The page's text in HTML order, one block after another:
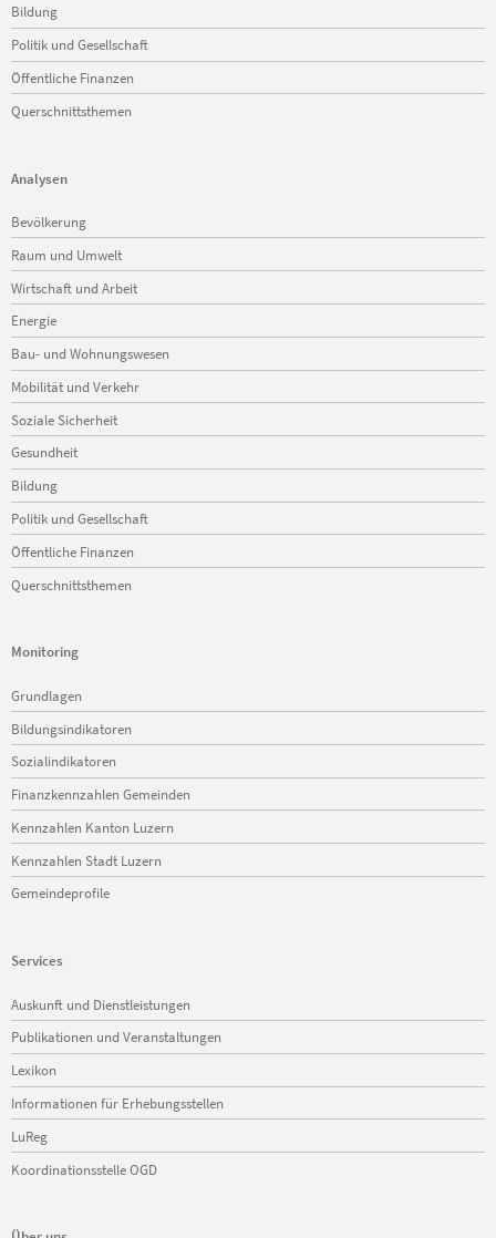
Bildung
Politik und Gesellschaft
Öffentliche Finanzen
Querschnittsthemen
Analysen
Navigation
überspringen
Bevölkerung
Raum und Umwelt
Wirtschaft und Arbeit
Energie
Bau- und Wohnungswesen
Mobilität und Verkehr
Soziale Sicherheit
Gesundheit
Bildung
Politik und Gesellschaft
Öffentliche Finanzen
Querschnittsthemen
Monitoring
Navigation
überspringen
Grundlagen
Bildungsindikatoren
Sozialindikatoren
Finanzkennzahlen Gemeinden
Kennzahlen Kanton Luzern
Kennzahlen Stadt Luzern
Gemeindeprofile
Services
Navigation
überspringen
Auskunft und Dienstleistungen
Publikationen und Veranstaltungen
Lexikon
Informationen für Erhebungsstellen
LuReg
Koordinationsstelle OGD